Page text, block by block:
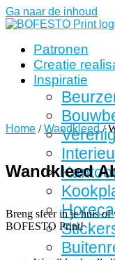
Ga naar de inhoud
Patronen
Creatie
Inspiratie
Horeca
Home /Wandkleed/
Wandkleed
Breng sfeer in je huis
BOFESTO Print!